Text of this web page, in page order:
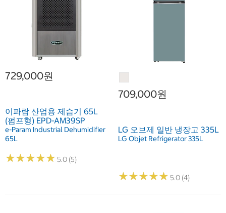
729,000원
이파람 산업용 제습기 65L
(펌프형) EPD-AM39SP
e-Param Industrial Dehumidifier
65L
★★★★★
★★★★★ 5.0 (5)
709,000원
LG 오브제 일반 냉장고 335L
LG Objet Refrigerator 335L
★★★★★
★★★★★ 5.0 (4)